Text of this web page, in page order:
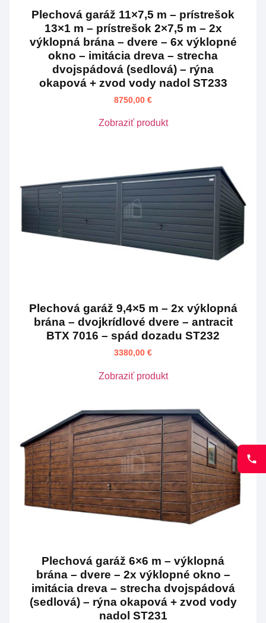
Plechová garáž 11×7,5 m – prístrešok
13×1 m – prístrešok 2×7,5 m – 2x
výklopná brána – dvere – 6x výklopné
okno – imitácia dreva – strecha
dvojspádová (sedlová) – rýna
okapová + zvod vody nadol ST233
8750,00 €
Zobraziť produkt
Plechová garáž 9,4×5 m – 2x výklopná
brána – dvojkrídlové dvere – antracit
BTX 7016 – spád dozadu ST232
3380,00 €
Zobraziť produkt
Plechová garáž 6×6 m – výklopná
brána – dvere – 2x výklopné okno –
imitácia dreva – strecha dvojspádová
(sedlová) – rýna okapová + zvod vody
nadol ST231